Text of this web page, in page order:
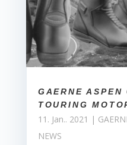
GAERNE ASPEN
TOURING
11. Jan.. 2021 |
NEWS